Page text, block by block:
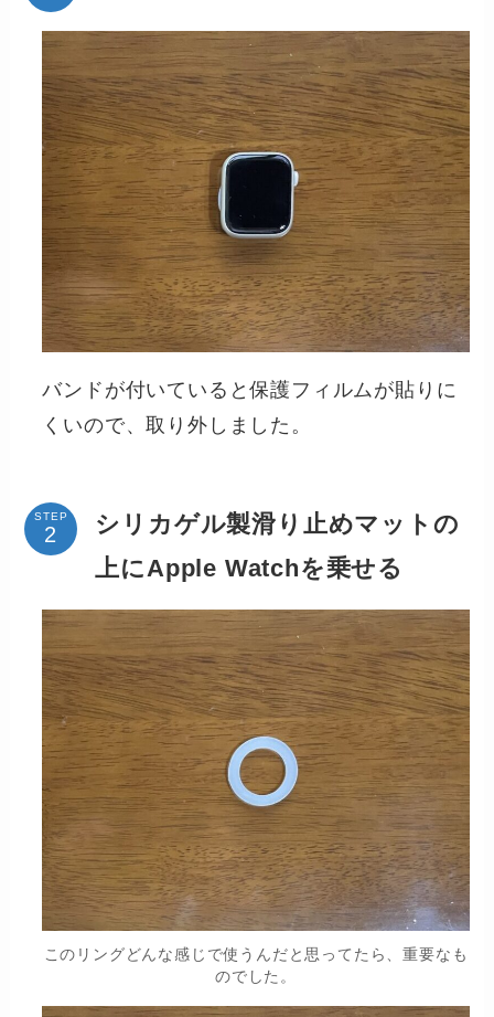
バンドが付いていると保護フィルムが貼りに
くいので、取り外しました。
STEP
シリカゲル製滑り止めマットの
上にApple Watchを乗せる
このリングどんな感じで使うんだと思ってたら、重要なも
のでした。